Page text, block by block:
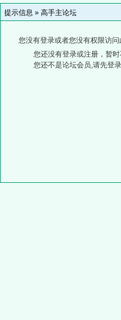
提示信息 » 高手主论坛
您没有登录或者您没有权限访
您还没有登录或注册，暂
您还不是论坛会员,请先登